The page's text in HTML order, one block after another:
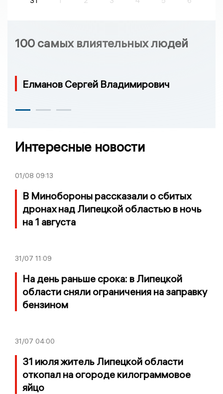
100 самых влиятельных людей
Елманов Сергей Владимирович
Интересные новости
01/08 09:13
В Минобороны рассказали о сбитых
дронах над Липецкой областью в ночь
на 1 августа
31/07 11:09
На день раньше срока: в Липецкой
области сняли ограничения на заправку
бензином
31/07 04:00
31 июля житель Липецкой области
откопал на огороде килограммовое
яйцо